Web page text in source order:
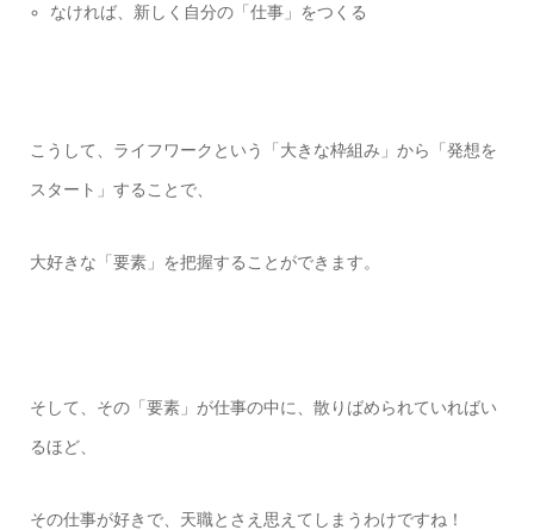
なければ、新しく自分の「仕事」をつくる
こうして、ライフワークという「大きな枠組み」から「発想を
スタート」することで、
大好きな「要素」を把握することができます。
そして、その「要素」が仕事の中に、散りばめられていればい
るほど、
その仕事が好きで、天職とさえ思えてしまうわけですね！